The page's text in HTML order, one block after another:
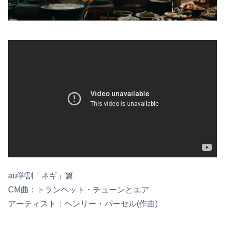
au学割「ネギ」篇
CM曲：トランペット・チューンとエア
アーティスト：ヘンリー・パーセル(作曲)